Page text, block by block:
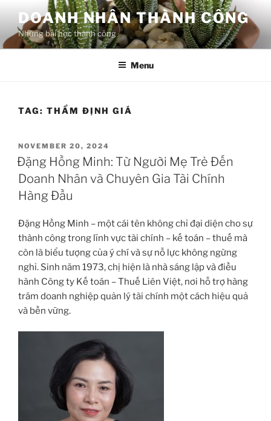
content
DOANH NHÂN THÀNH CÔNG
Những bài học thành công
Menu
TAG: THẨM ĐỊNH GIÁ
POSTED
ON
NOVEMBER 20, 2024
Đặng Hồng Minh: Từ Người Mẹ Trẻ Đến
Doanh Nhân và Chuyên Gia Tài Chính
Hàng Đầu
Đặng Hồng Minh – một cái tên không chỉ đại diện cho sự
thành công trong lĩnh vực tài chính – kế toán – thuế mà
còn là biểu tượng của ý chí và sự nỗ lực không ngừng
nghỉ. Sinh năm 1973, chị hiện là nhà sáng lập và điều
hành Công ty Kế toán – Thuế Liên Việt, nơi hỗ trợ hàng
trăm doanh nghiệp quản lý tài chính một cách hiệu quả
và bền vững.